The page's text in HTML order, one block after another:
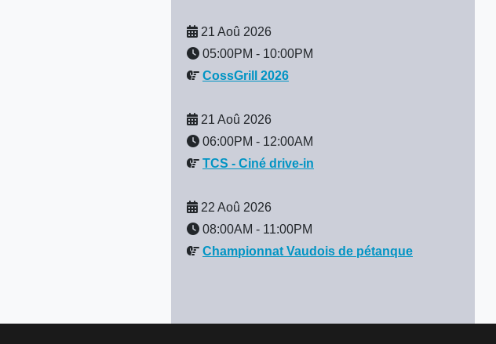
21 Aoû 2026
05:00PM - 10:00PM
CossGrill 2026
21 Aoû 2026
06:00PM - 12:00AM
TCS - Ciné drive-in
22 Aoû 2026
08:00AM - 11:00PM
Championnat Vaudois de pétanque